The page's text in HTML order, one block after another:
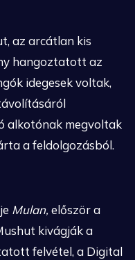
az arcátlan kis
hangoztatott az
idegesek voltak,
alkotónak megvoltak
a feldolgozásból.
Mulan,először a
kivágják a
felvétel, a Digital